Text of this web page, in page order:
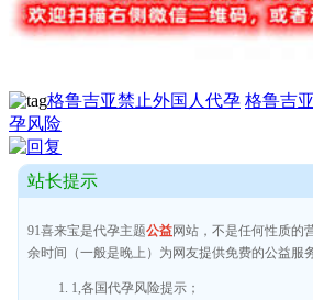
格鲁吉亚禁止外国人代孕 格鲁吉
孕风险
站长提示
91喜来宝是代孕主题公益网站，不是任何性质的
余时间（一般是晚上）为网友提供免费的公益服务
1,各国代孕风险提示；